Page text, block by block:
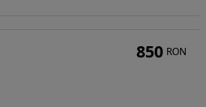
850 RON